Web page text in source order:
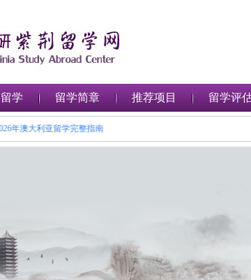
学 留学简章 推荐项目 留学评
2026年澳大利亚留学完整指南